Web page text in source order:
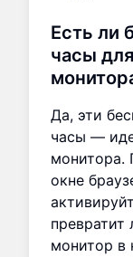
Есть ли
часы
Да, эти
часы —
монитора.
окне
монитор в